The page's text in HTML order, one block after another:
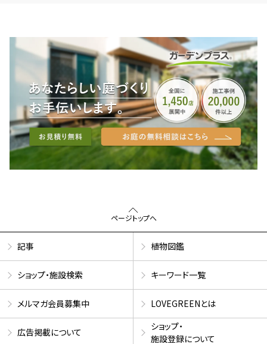
ページトップへ
記事 植物図鑑
ショップ・施設検索 キーワード一覧
メルマガ会員募集中 LOVEGREENとは
広告掲載について
ショップ・
施設登録について